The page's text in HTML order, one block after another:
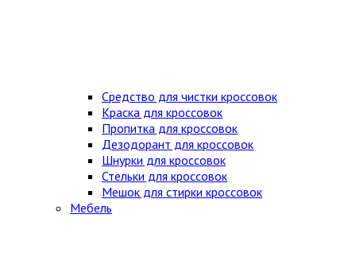
Средство для чистки кроссовок
Краска для кроссовок
Пропитка для кроссовок
Дезодорант для кроссовок
Шнурки для кроссовок
Стельки для кроссовок
Мешок для стирки кроссовок
Мебель